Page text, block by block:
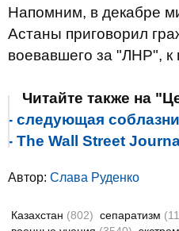
Напомним, в декабре
Астаны приговорил
воевавшего за "ЛНР",
Читайте также на
- cледующая
- The Wall Street
Автор: Слава Руденко
Казахстан (802) сепаратизм